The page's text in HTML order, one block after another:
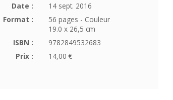
Date :
14 sept. 2016
Format :
56 pages - Couleur
19.0 x 26,5 cm
ISBN :
9782849532683
Prix :
14,00 €